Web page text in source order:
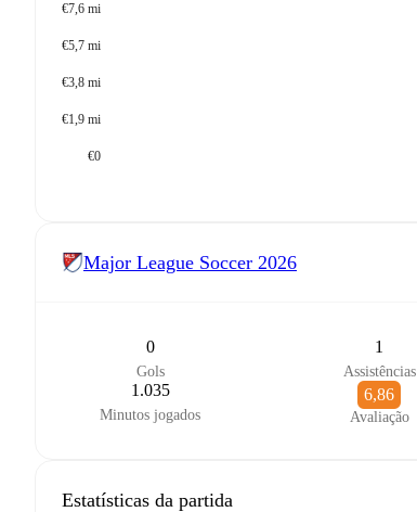
€7,6 mi
€5,7 mi
€3,8 mi
€1,9 mi
€0
Major League Soccer 2026
0
Gols
1
Assistências
1.035
Minutos jogados
6,86
Avaliação
Estatísticas da partida